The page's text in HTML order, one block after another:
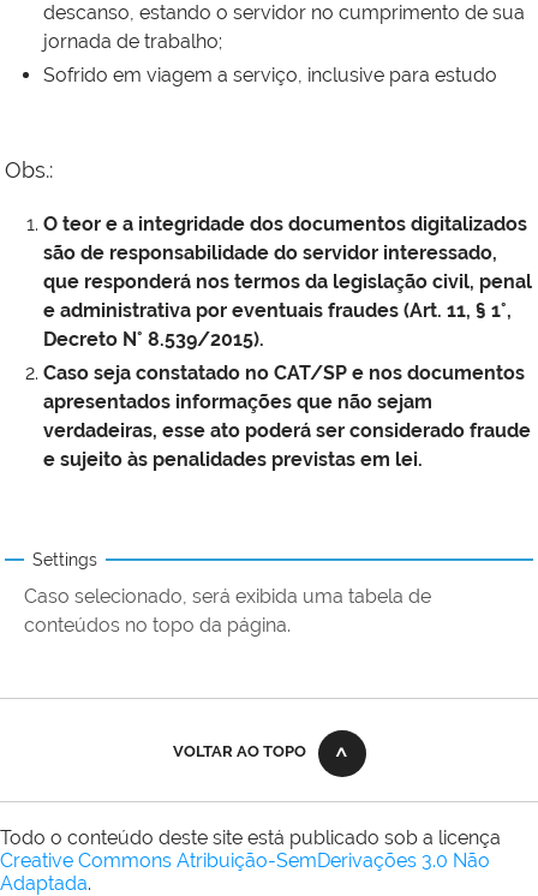
descanso, estando o servidor no cumprimento de sua
jornada de trabalho;
Sofrido em viagem a serviço, inclusive para estudo
Obs.:
O teor e a integridade dos documentos digitalizados
são de responsabilidade do servidor interessado,
que responderá nos termos da legislação civil, penal
e administrativa por eventuais fraudes (Art. 11, § 1°,
Decreto N° 8.539/2015).
Caso seja constatado no CAT/SP e nos documentos
apresentados informações que não sejam
verdadeiras, esse ato poderá ser considerado fraude
e sujeito às penalidades previstas em lei.
Settings
Caso selecionado, será exibida uma tabela de
conteúdos no topo da página.
VOLTAR AO TOPO
Todo o conteúdo deste site está publicado sob a licença
Creative Commons Atribuição-SemDerivações 3.0 Não
Adaptada.